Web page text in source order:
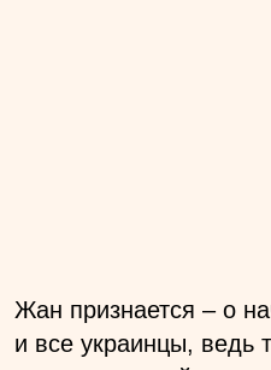
Жан признается – о
и все украинцы, ведь